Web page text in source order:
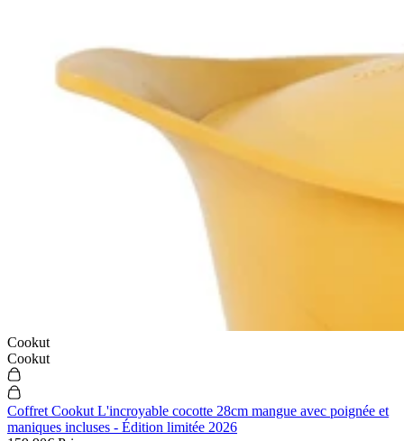
Cookut
Cookut
Coffret Cookut L'incroyable cocotte 28cm mangue avec poignée et
maniques incluses - Édition limitée 2026